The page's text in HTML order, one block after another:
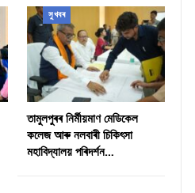
সুখবৰ
তামুলপুৰৰ নিৰ্মীয়মাণ মেডিকেল
কলেজ আৰু নলবাৰী চিকিৎসা
মহাবিদ্যালয় পৰিদৰ্শন…